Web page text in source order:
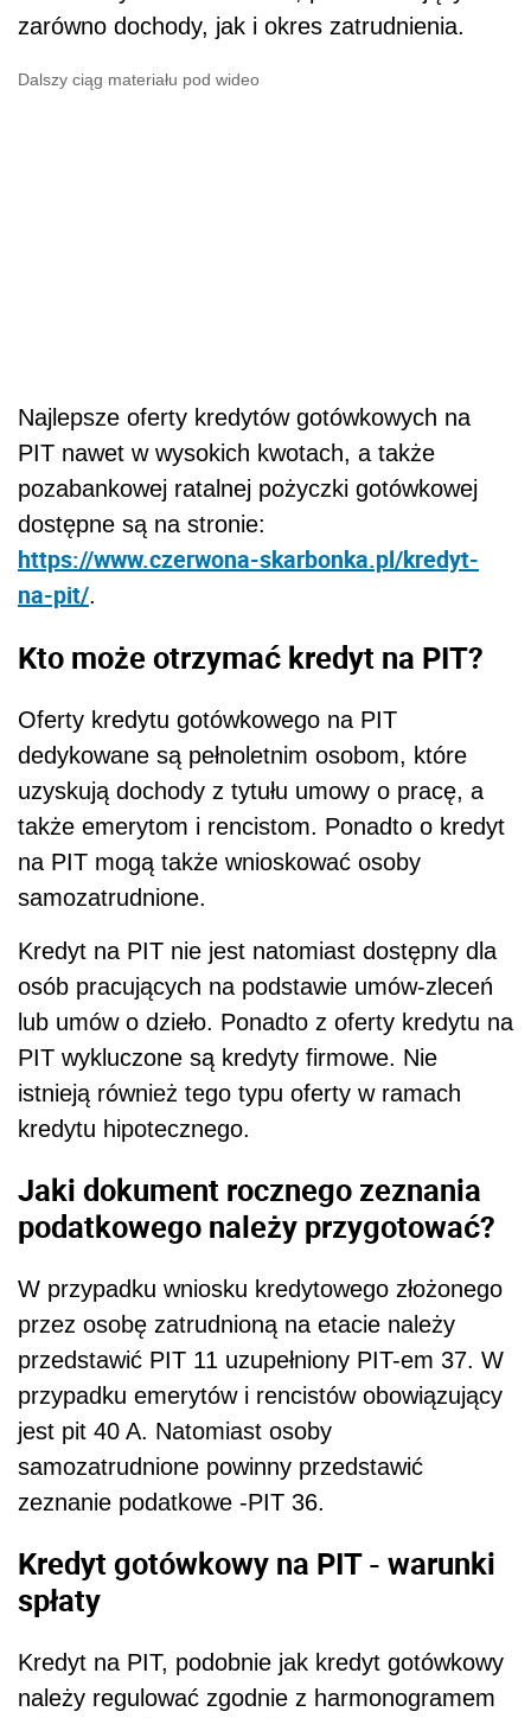
zarówno dochody, jak i okres zatrudnienia.
Dalszy ciąg materiału pod wideo
Najlepsze oferty kredytów gotówkowych na
PIT nawet w wysokich kwotach, a także
pozabankowej ratalnej pożyczki gotówkowej
dostępne są na stronie:
https://www.czerwona-skarbonka.pl/kredyt-
na-pit/.
Kto może otrzymać kredyt na PIT?
Oferty kredytu gotówkowego na PIT
dedykowane są pełnoletnim osobom, które
uzyskują dochody z tytułu umowy o pracę, a
także emerytom i rencistom. Ponadto o kredyt
na PIT mogą także wnioskować osoby
samozatrudnione.
Kredyt na PIT nie jest natomiast dostępny dla
osób pracujących na podstawie umów-zleceń
lub umów o dzieło. Ponadto z oferty kredytu na
PIT wykluczone są kredyty firmowe. Nie
istnieją również tego typu oferty w ramach
kredytu hipotecznego.
Jaki dokument rocznego zeznania
podatkowego należy przygotować?
W przypadku wniosku kredytowego złożonego
przez osobę zatrudnioną na etacie należy
przedstawić PIT 11 uzupełniony PIT-em 37. W
przypadku emerytów i rencistów obowiązujący
jest pit 40 A. Natomiast osoby
samozatrudnione powinny przedstawić
zeznanie podatkowe -PIT 36.
Kredyt gotówkowy na PIT - warunki
spłaty
Kredyt na PIT, podobnie jak kredyt gotówkowy
należy regulować zgodnie z harmonogramem